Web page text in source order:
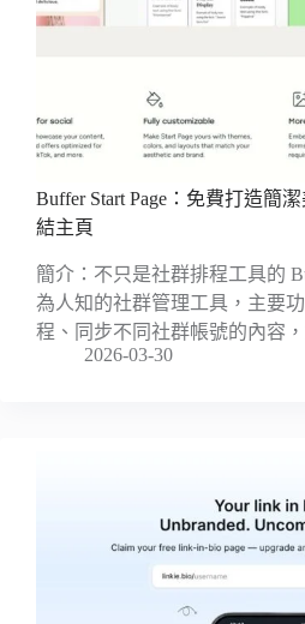
Buffer Start Page：免費打造簡
結主頁
簡介：不只是社群排程工具的
為人知的社群管理工具，主要
程、同步不同社群帳號的內容
2026-03-30